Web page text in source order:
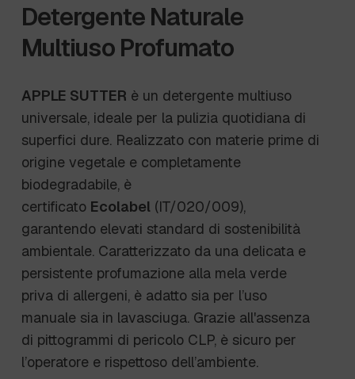
Detergente Naturale
Multiuso Profumato
APPLE SUTTER è un detergente multiuso
universale, ideale per la pulizia quotidiana di
superfici dure. Realizzato con materie prime di
origine vegetale e completamente
biodegradabile, è
certificato Ecolabel (IT/020/009),
garantendo elevati standard di sostenibilità
ambientale. Caratterizzato da una delicata e
persistente profumazione alla mela verde
priva di allergeni, è adatto sia per l’uso
manuale sia in lavasciuga. Grazie all'assenza
di pittogrammi di pericolo CLP, è sicuro per
l’operatore e rispettoso dell’ambiente.